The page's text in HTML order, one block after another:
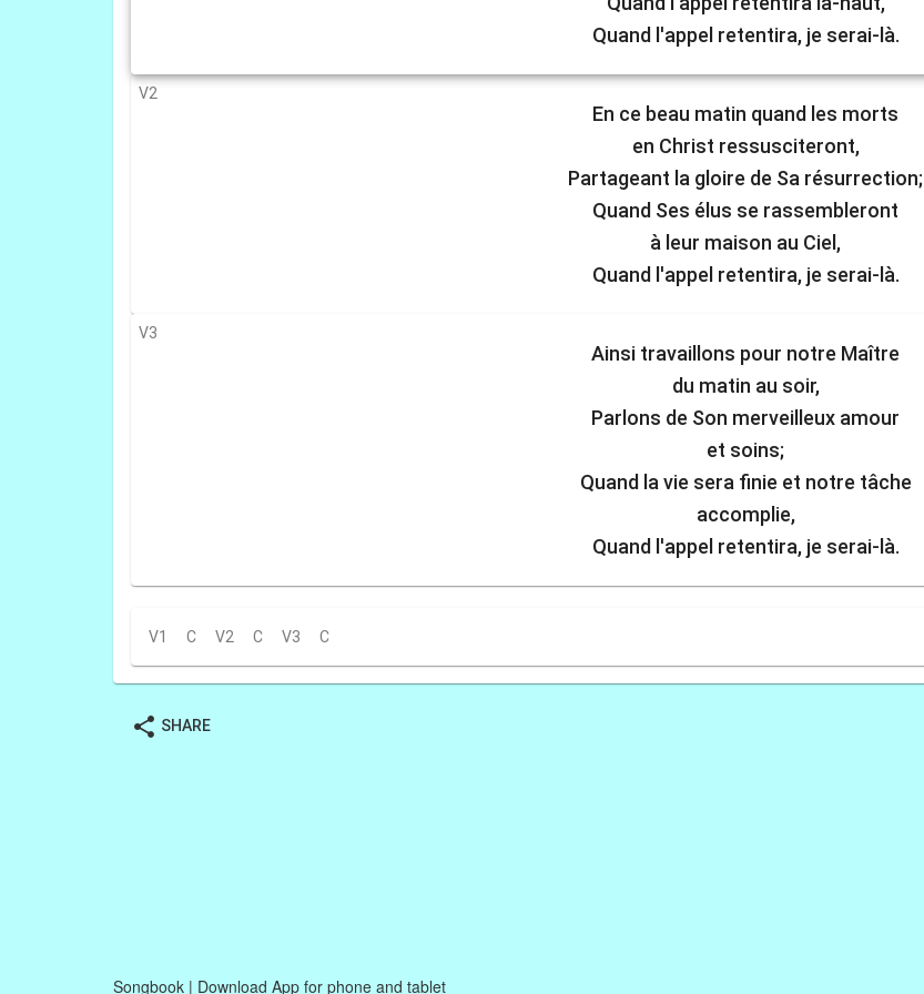
Quand l'appel retentira, je serai-là.
V2
En ce beau matin quand les morts
en Christ ressusciteront,
Partageant la gloire de Sa résurrection;
Quand Ses élus se rassembleront
à leur maison au Ciel,
Quand l'appel retentira, je serai-là.
V3
Ainsi travaillons pour notre Maître
du matin au soir,
Parlons de Son merveilleux amour
et soins;
Quand la vie sera finie et notre tâche
accomplie,
Quand l'appel retentira, je serai-là.
V1 C V2 C V3 C
share SHARE
Songbook | Download App for phone and tablet